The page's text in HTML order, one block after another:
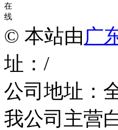
在
线
© 本站由 广
址：/
公司地址：
我公司主营